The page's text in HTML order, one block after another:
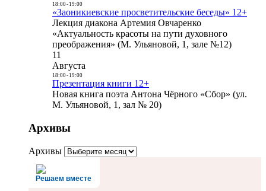
18:00- 19:00
«Заоникиевские просветительские беседы» 12+
Лекция диакона Артемия Овчаренко
«Актуальность красоты на пути духовного
преображения» (М. Ульяновой, 1, зале №12)
11
Августа
18:00- 19:00
Презентация книги 12+
Новая книга поэта Антона Чёрного «Сбор» (ул.
М. Ульяновой, 1, зал № 20)
Архивы
Архивы
Решаем вместе